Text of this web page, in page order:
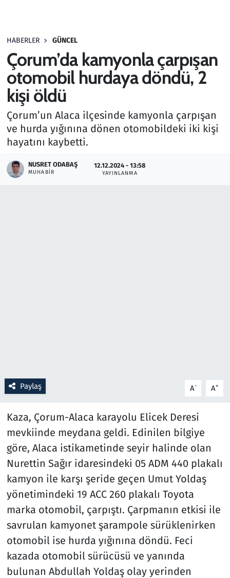
HABERLER GÜNCEL
Çorum’da kamyonla çarpışan
otomobil hurdaya döndü, 2
kişi öldü
Çorum’un Alaca ilçesinde kamyonla çarpışan
ve hurda yığınına dönen otomobildeki iki kişi
hayatını kaybetti.
NUSRET ODABAŞ
MUHABIR
12.12.2024 - 13:58
YAYINLANMA
Paylaş A- A+
Kaza, Çorum-Alaca karayolu Elicek Deresi
mevkiinde meydana geldi. Edinilen bilgiye
göre, Alaca istikametinde seyir halinde olan
Nurettin Sağır idaresindeki 05 ADM 440 plakalı
kamyon ile karşı şeride geçen Umut Yoldaş
yönetimindeki 19 ACC 260 plakalı Toyota
marka otomobil, çarpıştı. Çarpmanın etkisi ile
savrulan kamyonet şarampole sürüklenirken
otomobil ise hurda yığınına döndü. Feci
kazada otomobil sürücüsü ve yanında
bulunan Abdullah Yoldaş olay yerinden
Haber
Kültür Sanat
Kurumsal Haberler
Lezzet Durağı
Memur ve Kamu
Otomobil
Spor
Teknoloji ve Bilim
Televizyon